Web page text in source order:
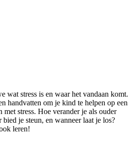
wat stress is en waar het vandaan komt.
handvatten om je kind te helpen op een
met stress. Hoe verander je als ouder
bied je steun, en wanneer laat je los?
leren!